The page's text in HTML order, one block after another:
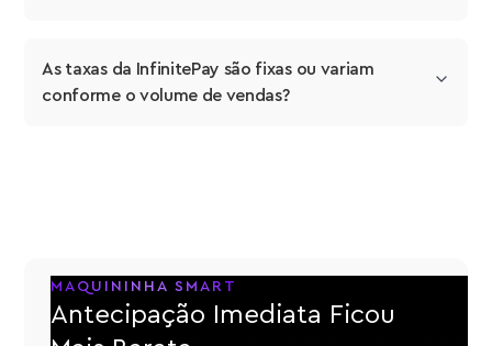
As taxas da InfinitePay são fixas ou variam
conforme o volume de vendas?
MAQUININHA SMART
Antecipação Imediata Ficou